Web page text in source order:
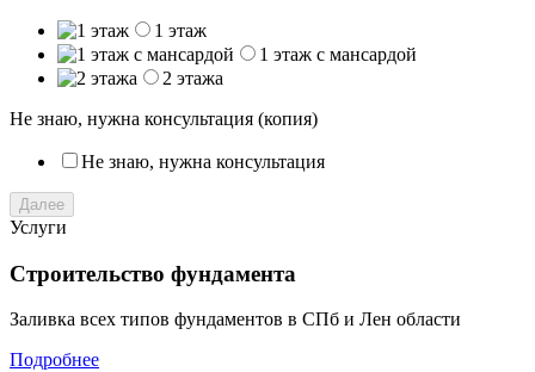
1 этаж
1 этаж с мансардой
2 этажа
Не знаю, нужна консультация (копия)
Не знаю, нужна консультация
Далее
Услуги
Строительство фундамента
Заливка всех типов фундаментов в СПб и Лен области
Подробнее